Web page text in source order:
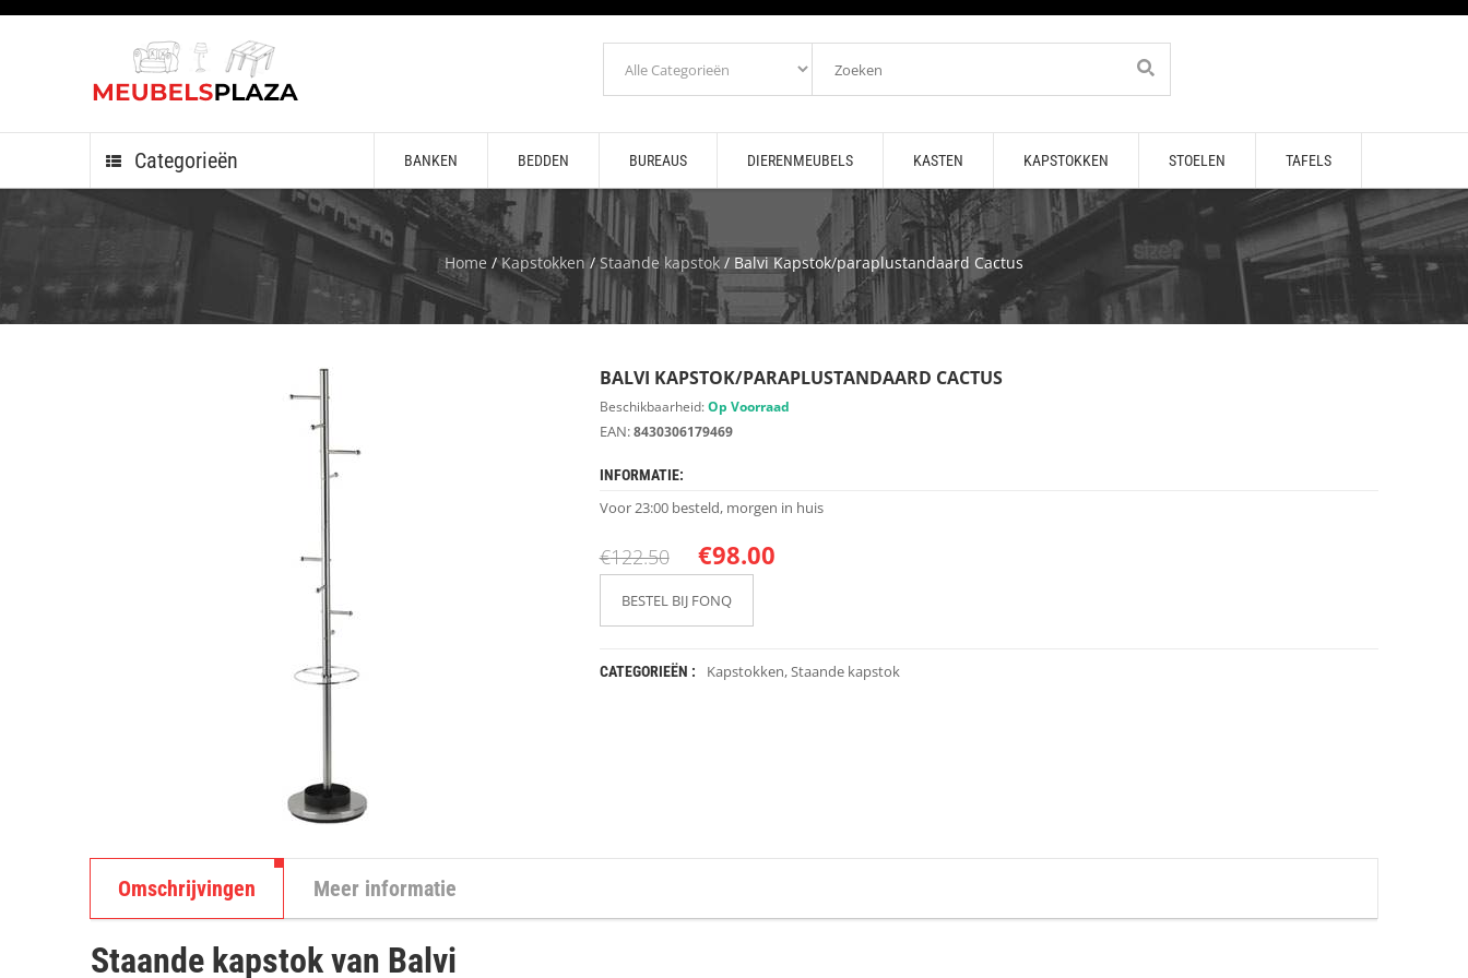
Categorieën BANKEN BEDDEN BUREAUS DIERENMEUBELS KASTEN KAPSTOKKEN STOELEN TAFELS
Home /Kapstokken/Staande kapstok/ Balvi Kapstok/paraplustandaard Cactus
BALVI KAPSTOK/PARAPLUSTANDAARD CACTUS
Beschikbaarheid:Op Voorraad
EAN:8430306179469
INFORMATIE:
Voor 23:00 besteld, morgen in huis
€122.50 €98.00
BESTEL BIJ FONQ
CATEGORIEËN : Kapstokken,Staande kapstok
Omschrijvingen Meer informatie
Staande kapstok van Balvi